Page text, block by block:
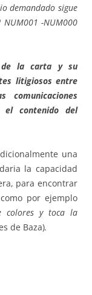
demandado sigue
NUM001 -NUM000
de la carta y su
litigiosos entre
el contenido del
una
la capacidad
para encontrar
por ejemplo
colores y toca la
de Baza).